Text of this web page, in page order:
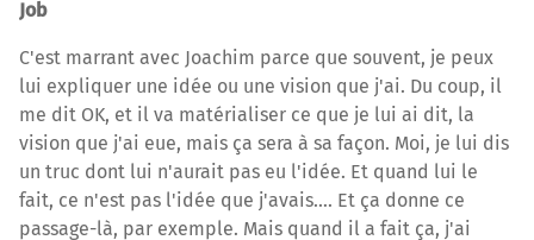
Job
C'est marrant avec Joachim parce que souvent, je peux
lui expliquer une idée ou une vision que j'ai. Du coup, il
me dit OK, et il va matérialiser ce que je lui ai dit, la
vision que j'ai eue, mais ça sera à sa façon. Moi, je lui dis
un truc dont lui n'aurait pas eu l'idée. Et quand lui le
fait, ce n'est pas l'idée que j'avais…. Et ça donne ce
passage-là, par exemple. Mais quand il a fait ça, j'ai